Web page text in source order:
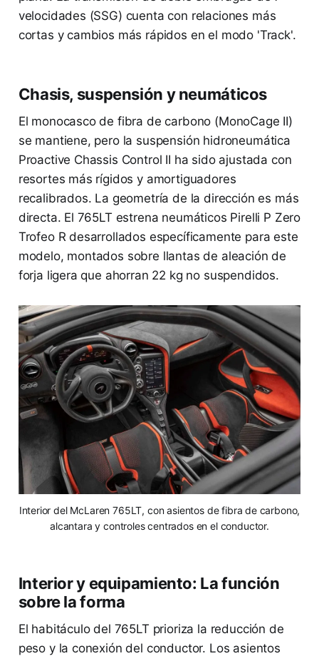
velocidades (SSG) cuenta con relaciones más
cortas y cambios más rápidos en el modo 'Track'.
Chasis, suspensión y neumáticos
El monocasco de fibra de carbono (MonoCage II)
se mantiene, pero la suspensión hidroneumática
Proactive Chassis Control II ha sido ajustada con
resortes más rígidos y amortiguadores
recalibrados. La geometría de la dirección es más
directa. El 765LT estrena neumáticos Pirelli P Zero
Trofeo R desarrollados específicamente para este
modelo, montados sobre llantas de aleación de
forja ligera que ahorran 22 kg no suspendidos.
Interior del McLaren 765LT, con asientos de fibra de carbono,
alcantara y controles centrados en el conductor.
Interior y equipamiento: La función
sobre la forma
El habitáculo del 765LT prioriza la reducción de
peso y la conexión del conductor. Los asientos